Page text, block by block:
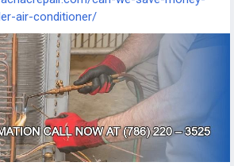
air-conditioner/